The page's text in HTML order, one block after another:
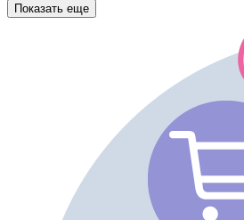
Показать еще